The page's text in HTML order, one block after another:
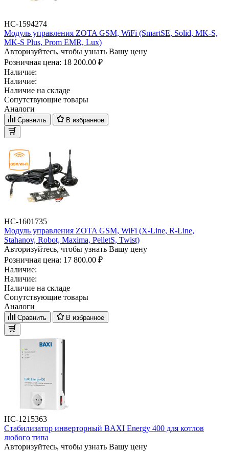
НС-1594274
Модуль управления ZOTA GSM, WiFi (SmartSE, Solid, MK-S,
MK-S Plus, Prom EMR, Lux)
Авторизуйтесь, чтобы узнать Вашу цену
Розничная цена: 18 200.00 ₽
Наличие:
Наличие:
Наличие на складе
Сопутствующие товары
Аналоги
Сравнить В избранное
НС-1601735
Модуль управления ZOTA GSM, WiFi (X-Line, R-Line,
Stahanov, Robot, Maxima, PelletS, Twist)
Авторизуйтесь, чтобы узнать Вашу цену
Розничная цена: 17 800.00 ₽
Наличие:
Наличие:
Наличие на складе
Сопутствующие товары
Аналоги
Сравнить В избранное
НС-1215363
Стабилизатор инверторный BAXI Energy 400 для котлов
любого типа
Авторизуйтесь, чтобы узнать Вашу цену